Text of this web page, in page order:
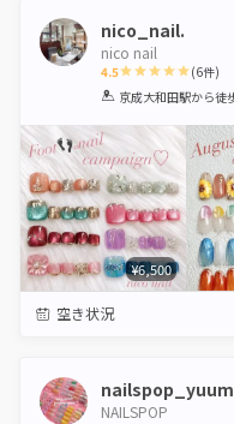
nico_nail.
nico nail
4.5
1 2 3 4 5
(6件)
京成大和田駅から徒
¥6,500
空き状況
NAILSPOP